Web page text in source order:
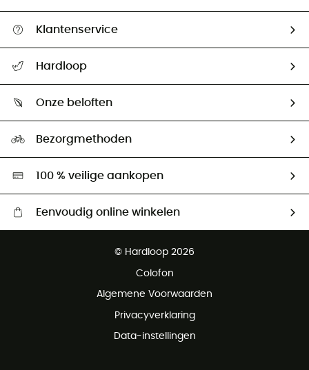
Klantenservice
Retourzendingen & Terugbetalingen
Hardloop
Ambassadeurs
Onze beloften
Hardgreen
Bezorgmethoden
100 % veilige aankopen
Eenvoudig online winkelen
Gratis retourneren binnen 100 dagen
© Hardloop 2026
Colofon
Algemene Voorwaarden
Privacyverklaring
Data-instellingen